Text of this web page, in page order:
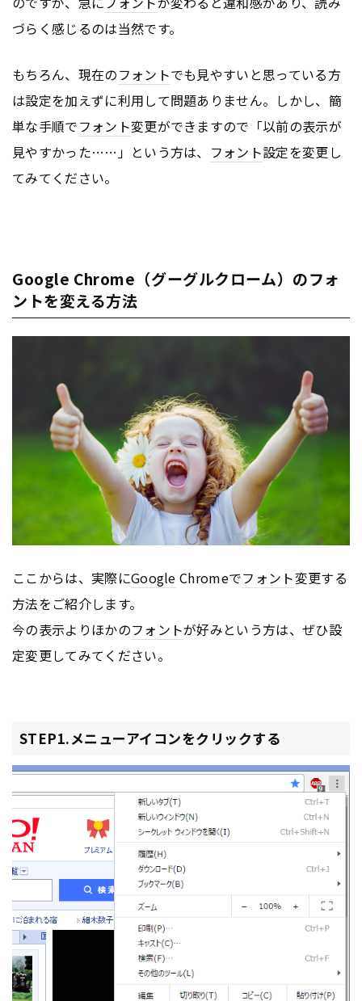
づらく感じるのは当然です。
もちろん、現在のフォントでも見やすいと思っている方
は設定を加えずに利用して問題ありません。しかし、簡
単な手順でフォント変更ができますので「以前の表示が
見やすかった……」という方は、 フォント設定を変更し
てみてください。
Google Chrome（グーグルクローム）のフォ
ントを変える方法
ここからは、実際にGoogle Chromeでフォント変更する
方法をご紹介します。
今の表示よりほかのフォントが好みという方は、ぜひ設
定変更してみてください。
STEP1.メニューアイコンをクリックする